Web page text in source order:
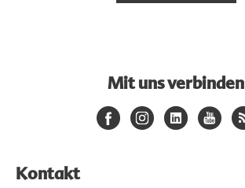
Mit uns verbinden
Kontakt